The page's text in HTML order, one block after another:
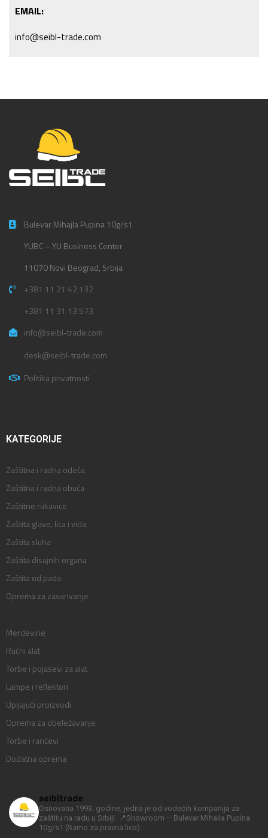
EMAIL:
info@seibl-trade.com
Bulevar Mihajla Pupina 10g/s1
YUBC – YU Business Center
11070 Novi Beograd, Srbija
+381 11 21 42 132
+381 11 31 13 573
info@seibl-trade.com
desk@seibl-trade.com
Politika privatnosti
KATEGORIJE
Zaštitna i radna odeća
Zaštitna i radna obuća
Zaštitne rukavice
Zaštita glave, lica i vida
Zaštita sluha
Zaštita disajnih organa
Zaštita od pada
Oprema za zavarivanje
Merdevine
Ručni alat
Torbe i pojasevi za alat
Lampe i reflektori
Upijajući proizvodi
Oprema za obeležavanje
Torbe i rančevi
Dodatna oprema
seibltrade
Osnovana 1993. godine, jedna je od vodećih kompanija za
zaštitu na radu u Srbiji.
📍Showroom – Bulevar Mihaila Pupina
10g/s1 (Samo za pravna lica).